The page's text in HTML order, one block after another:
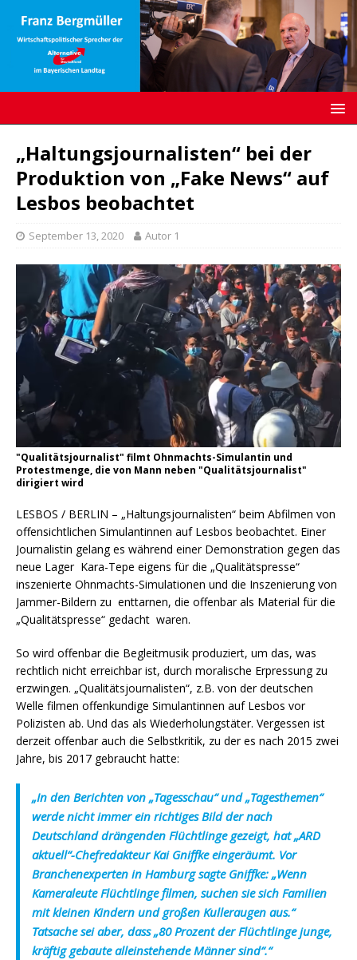
„Haltungsjournalisten“ bei der
Produktion von „Fake News“ auf
Lesbos beobachtet
September 13, 2020 Autor 1
"Qualitätsjournalist" filmt Ohnmachts-Simulantin und
Protestmenge, die von Mann neben "Qualitätsjournalist"
dirigiert wird
LESBOS / BERLIN – „Haltungsjournalisten“ beim Abfilmen von
offensichtlichen Simulantinnen auf Lesbos beobachtet. Einer
Journalistin gelang es während einer Demonstration gegen das
neue Lager Kara-Tepe eigens für die „Qualitätspresse“
inszenierte Ohnmachts-Simulationen und die Inszenierung von
Jammer-Bildern zu enttarnen, die offenbar als Material für die
„Qualitätspresse“ gedacht waren.
So wird offenbar die Begleitmusik produziert, um das, was
rechtlich nicht erreichbar ist, durch moralische Erpressung zu
erzwingen. „Qualitätsjournalisten“, z.B. von der deutschen
Welle filmen offenkundige Simulantinnen auf Lesbos vor
Polizisten ab. Und das als Wiederholungstäter. Vergessen ist
derzeit offenbar auch die Selbstkritik, zu der es nach 2015 zwei
Jahre, bis 2017 gebraucht hatte:
„In den Berichten von „Tagesschau“ und „Tagesthemen“
werde nicht immer ein richtiges Bild der nach
Deutschland drängenden Flüchtlinge gezeigt, hat „ARD
aktuell“-Chefredakteur Kai Gniffke eingeräumt. Vor
Branchenexperten in Hamburg sagte Gniffke: „Wenn
Kameraleute Flüchtlinge filmen, suchen sie sich Familien
mit kleinen Kindern und großen Kulleraugen aus.“
Tatsache sei aber, dass „80 Prozent der Flüchtlinge junge,
kräftig gebaute alleinstehende Männer sind“.“